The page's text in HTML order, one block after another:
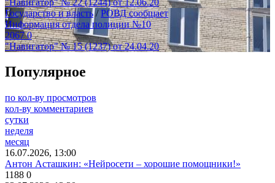
Государство и власть/РОВД сообщает
Информация отдела полиции №10
20670
"Навигатор" № 15 (1237) от 24.04.20
Популярное
по кол-ву просмотров
кол-ву комментариев
сутки
неделя
месяц
16.07.2026, 13:00
Антон Асташкин: «Нейросети – хорошие помощники!»
1188 0